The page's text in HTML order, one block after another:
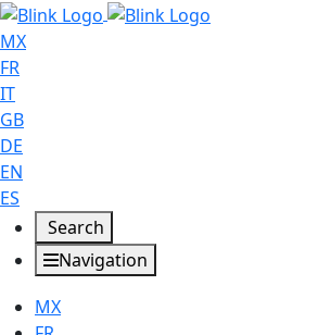
MX
FR
IT
GB
DE
EN
ES
Search
Navigation
MX